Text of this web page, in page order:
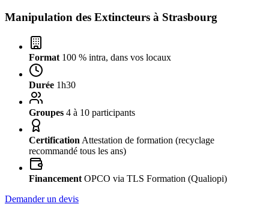
Manipulation des Extincteurs à Strasbourg
Format 100 % intra, dans vos locaux
Durée 1h30
Groupes 4 à 10 participants
Certification Attestation de formation (recyclage
recommandé tous les ans)
Financement OPCO via TLS Formation (Qualiopi)
Demander un devis